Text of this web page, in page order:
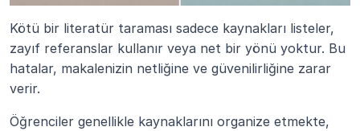
Kötü bir literatür taraması sadece kaynakları listeler,
zayıf referanslar kullanır veya net bir yönü yoktur. Bu
hatalar, makalenizin netliğine ve güvenilirliğine zarar
verir.
Öğrenciler genellikle kaynaklarını organize etmekte,